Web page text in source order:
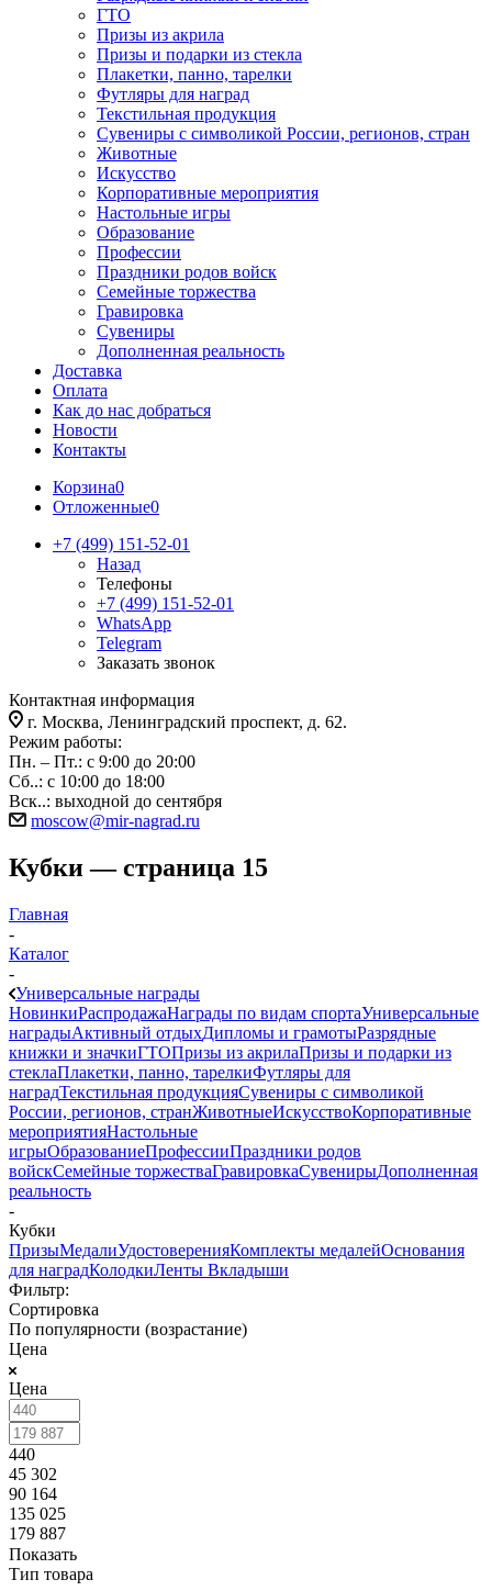
ГТО
Призы из акрила
Призы и подарки из стекла
Плакетки, панно, тарелки
Футляры для наград
Текстильная продукция
Сувениры с символикой России, регионов, стран
Животные
Искусство
Корпоративные мероприятия
Настольные игры
Образование
Профессии
Праздники родов войск
Семейные торжества
Гравировка
Сувениры
Дополненная реальность
Доставка
Оплата
Как до нас добраться
Новости
Контакты
Корзина0
Отложенные0
+7 (499) 151-52-01
Назад
Телефоны
+7 (499) 151-52-01
WhatsApp
Telegram
Заказать звонок
Контактная информация
г. Москва, Ленинградский проспект, д. 62.
Режим работы:
Пн. – Пт.: с 9:00 до 20:00
Сб..: с 10:00 до 18:00
Вск..: выходной до сентября
moscow@mir-nagrad.ru
Кубки — страница 15
Главная
-
Каталог
-
Универсальные награды
НовинкиРаспродажаНаграды по видам спортаУниверсальные
наградыАктивный отдыхДипломы и грамотыРазрядные
книжки и значкиГТОПризы из акрилаПризы и подарки из
стеклаПлакетки, панно, тарелкиФутляры для
наградТекстильная продукцияСувениры с символикой
России, регионов, странЖивотныеИскусствоКорпоративные
мероприятияНастольные
игрыОбразованиеПрофессииПраздники родов
войскСемейные торжестваГравировкаСувенирыДополненная
реальность
-
Кубки
ПризыМедалиУдостоверенияКомплекты медалейОснования
для наградКолодкиЛенты Вкладыши
Фильтр:
Сортировка
По популярности (возрастание)
Цена
Цена
440
45 302
90 164
135 025
179 887
Показать
Тип товара